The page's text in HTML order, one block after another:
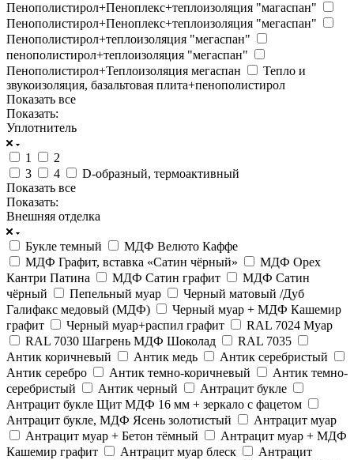
Пенополистирол+Пеноплекс+теплоизоляция "магаспан"
Пенополистирол+Пеноплекс+теплоизоляция "мегаспан"
Пенополистирол+теплоизоляция "мегаспан"
пенополистирол+теплоизоляция "мегаспан"
Пенополистирол+Теплоизоляция мегаспан
Тепло и
звукоизоляция, базальтовая плита+пенополистирол
Показать все
Показать:
Уплотнитель
1
2
3
4
D-образный, термоактивный
Показать все
Показать:
Внешняя отделка
Букле темный
МДФ Велюто Каффе
МДФ Графит, вставка «Сатин чёрный»
МДФ Орех
Кантри Патина
МДФ Сатин графит
МДФ Сатин
чёрный
Пепельный муар
Черный матовый /Дуб
Галифакс медовый (МДФ)
Черный муар + МДФ Кашемир
графит
Черный муар+распил графит
RAL 7024 Муар
RAL 7030 Шагрень МДФ Шоколад
RAL 7035
Антик коричневый
Антик медь
Антик серебристый
Антик серебро
Антик темно-коричневый
Антик темно-
серебристый
Антик черный
Антрацит букле
Антрацит букле Щит МДФ 16 мм + зеркало с фацетом
Антрацит букле, МДФ Ясень золотистый
Антрацит муар
Антрацит муар + Бетон тёмный
Антрацит муар + МДФ
Кашемир графит
Антрацит муар блеск
Антрацит